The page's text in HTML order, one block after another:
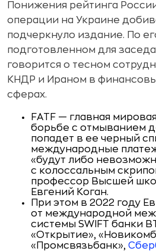
Понижения рейтинга
операции на Украине
подчеркнуло издание. По
подготовленном для
говорится о тесном
КНДР и Ираном в
сферах.
FATF — главная
борьбе с отмыванием
попадет в ее черный
международные
«будут либо
с колоссальным
профессор Высшей
Евгений Коган.
При этом в 2022 году
от международной
системы SWIFT банки
«Открытие»,
«Промсвязьбанк»,